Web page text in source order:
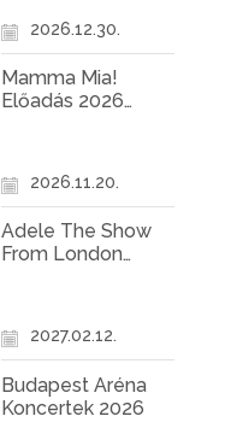
2026.12.30.
Mamma Mia!
Előadás 2026
2026.11.20.
Adele The Show
From London
2027.02.12.
Budapest Aréna
Koncertek 2026